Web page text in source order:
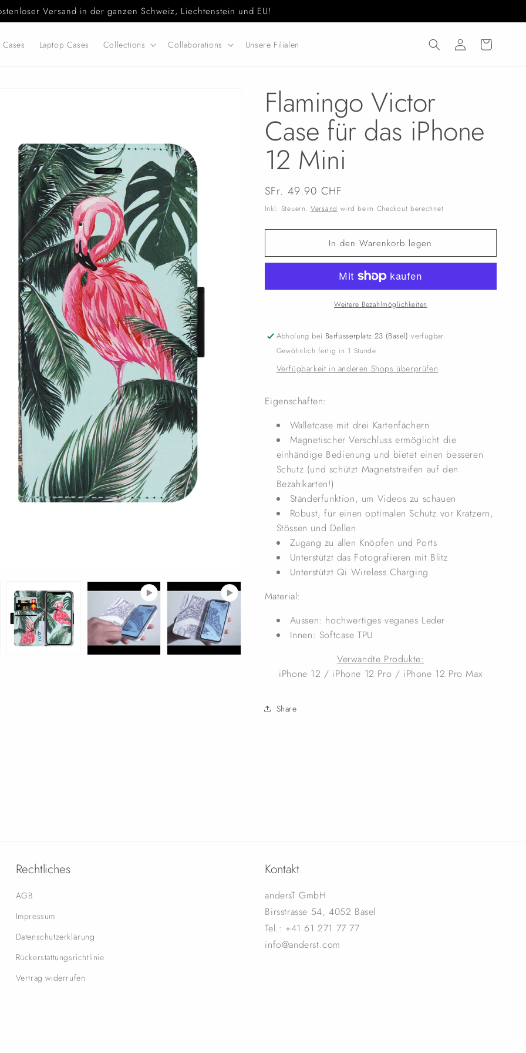
Versand in der ganzen Schweiz, Liechtenstein und EU!
Cases Laptop Cases Collections Collaborations Unsere Filialen EinloggenWarenkorb
Flamingo Victor
Case für das iPhone
12 Mini
Normaler
Preis
SFr. 49.90 CHF
Inkl. Steuern.Versand wird beim Checkout berechnet
In den Warenkorb legen
Weitere Bezahlmöglichkeiten
Abholung bei Barfüsserplatz 23 (Basel) verfügbar
Gewöhnlich fertig in 1 Stunde
Verfügbarkeit in anderen Shops überprüfen
Eigenschaften:
Walletcase mit drei Kartenfächern
Magnetischer Verschluss ermöglicht die
einhändige Bedienung und bietet einen besseren
Schutz (und schützt Magnetstreifen auf den
Bezahlkarten!)
Ständerfunktion, um Videos zu schauen
Robust, für einen optimalen Schutz vor Kratzern,
Stössen und Dellen
Zugang zu allen Knöpfen und Ports
Unterstützt das Fotografieren mit Blitz
Unterstützt Qi Wireless Charging
Material:
Aussen: hochwertiges veganes Leder
Innen: Softcase TPU
Verwandte Produkte:
iPhone 12 / iPhone 12 Pro / iPhone 12 Pro Max
Share
Rechtliches
AGB
Impressum
Datenschutzerklärung
Rückerstattungsrichtlinie
Vertrag widerrufen
Kontakt
andersT GmbH
Birsstrasse 54, 4052 Basel
Tel.: +41 61 271 77 77
info@anderst.com